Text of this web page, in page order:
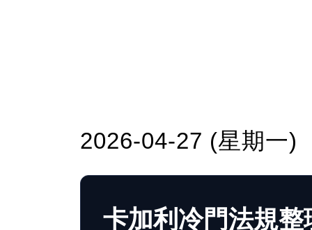
2026-04-27 (星期一)
卡加利冷門法規整